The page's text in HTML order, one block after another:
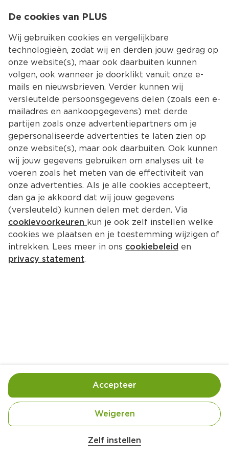
Kies jouw
Ingrediënten Bereiding
De cookies van PLUS
Wij gebruiken cookies en vergelijkbare
technologieën, zodat wij en derden jouw gedrag op
onze website(s), maar ook daarbuiten kunnen
volgen, ook wanneer je doorklikt vanuit onze e-
mails en nieuwsbrieven. Verder kunnen wij
versleutelde persoonsgegevens delen (zoals een e-
mailadres en aankoopgegevens) met derde
partijen zoals onze advertentiepartners om je
gepersonaliseerde advertenties te laten zien op
onze website(s), maar ook daarbuiten. Ook kunnen
wij jouw gegevens gebruiken om analyses uit te
voeren zoals het meten van de effectiviteit van
onze advertenties. Als je alle cookies accepteert,
dan ga je akkoord dat wij jouw gegevens
(versleuteld) kunnen delen met derden. Via
cookievoorkeuren kun je ook zelf instellen welke
cookies we plaatsen en je toestemming wijzigen of
intrekken. Lees meer in ons cookiebeleid en
privacy statement.
Zelf instellen
Weigeren
Accepteer